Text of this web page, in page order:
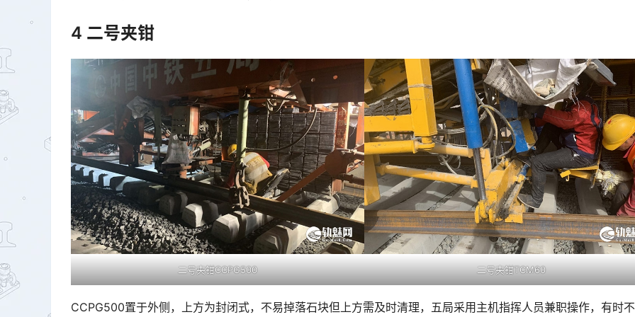
4 二号夹钳
二号夹钳CCPG500 二号夹钳TCM60
CCPG500置于外侧，上方为封闭式，不易掉落石块但上方需及时清理，五局采用主机指挥人员兼职操作，有时